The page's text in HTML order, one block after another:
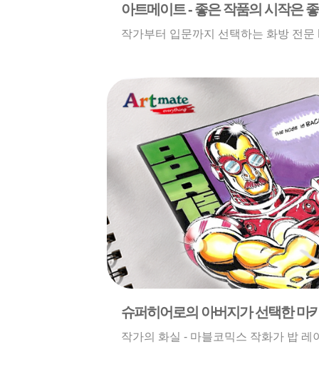
아트메이트 - 좋은 작품의 시작은
작가부터 입문까지 선택하는 화방 전문
슈퍼히어로의 아버지가 선택한 마
작가의 화실 - 마블코믹스 작화가 밥 레